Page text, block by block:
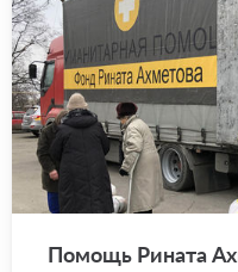
По­мощь Ри­на­та